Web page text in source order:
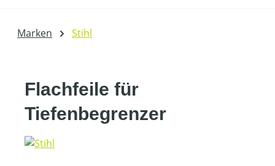
Marken Stihl
Flachfeile für
Tiefenbegrenzer